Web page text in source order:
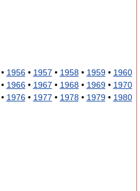
1956• 1957 • 1958• 1959• 1960
1966• 1967 • 1968• 1969• 1970
1976• 1977 • 1978• 1979• 1980